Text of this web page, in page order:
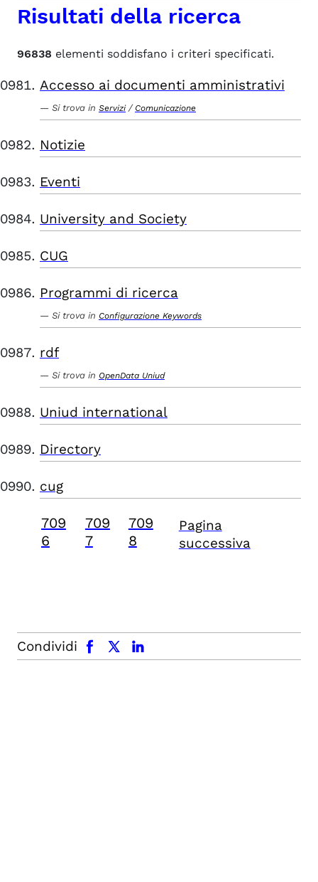
Risultati della ricerca
96838 elementi soddisfano i criteri specificati.
Accesso ai documenti amministrativi
Si trova in Servizi / Comunicazione
Notizie
Eventi
University and Society
CUG
Programmi di ricerca
Si trova in Configurazione Keywords
rdf
Si trova in OpenData Uniud
Uniud international
Directory
cug
709
6
709
7
709
8
Pagina
successiva
Condividi
facebook x.com linkedin